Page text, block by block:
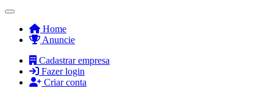
Home
Anuncie
Cadastrar empresa
Fazer login
Criar conta